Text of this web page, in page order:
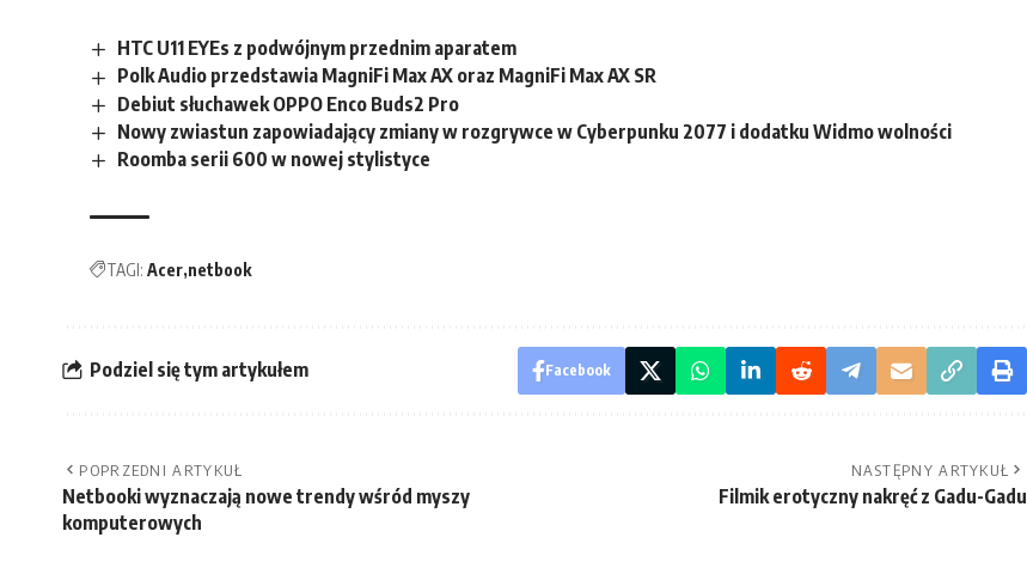
HTC U11 EYEs z podwójnym przednim aparatem
Polk Audio przedstawia MagniFi Max AX oraz MagniFi Max AX SR
Debiut słuchawek OPPO Enco Buds2 Pro
Nowy zwiastun zapowiadający zmiany w rozgrywce w Cyberpunku 2077 i dodatku Widmo wolności
Roomba serii 600 w nowej stylistyce
TAGI: Acer netbook
Podziel się tym artykułem Facebook
POPRZEDNI ARTYKUŁ
Netbooki wyznaczają nowe trendy wśród myszy
komputerowych
NASTĘPNY ARTYKUŁ
Filmik erotyczny nakręć z Gadu-Gadu